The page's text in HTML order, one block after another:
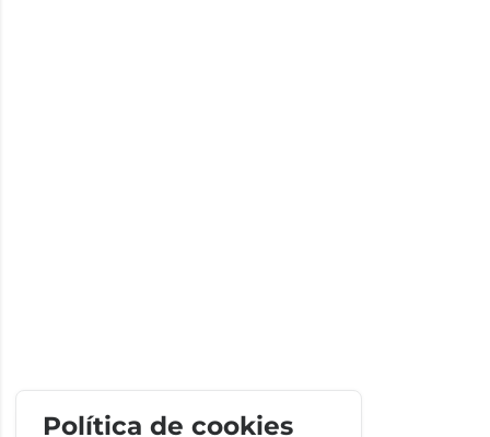
Política de cookies